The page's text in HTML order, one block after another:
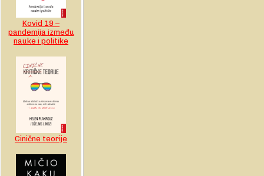
Kovid 19 –
pandemija između
nauke i politike
Cinične teorije